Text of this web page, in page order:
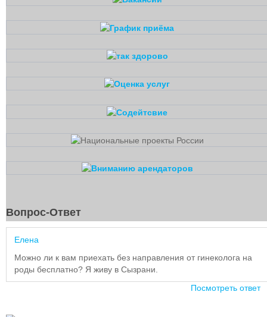
Вопрос-Ответ
Елена
Можно ли к вам приехать без направления от гинеколога на
роды беcплатно? Я живу в Сызрани.
Посмотреть ответ